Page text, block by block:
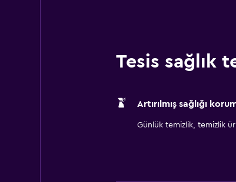
Tesis sağlık
Artırılmış sağlığı
Günlük temizlik, temizlik